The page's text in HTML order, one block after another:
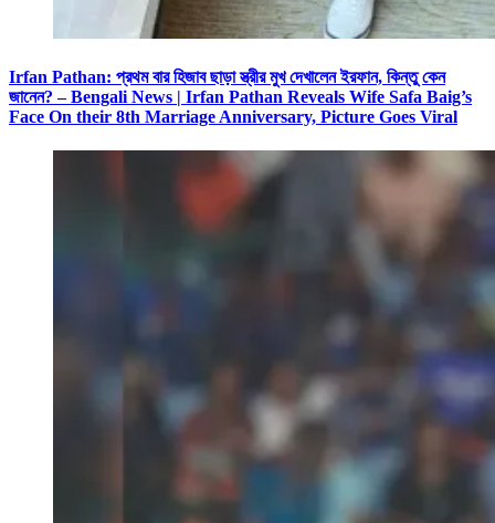
Irfan Pathan: প্রথম বার হিজাব ছাড়া স্ত্রীর মুখ দেখালেন ইরফান, কিন্তু কেন
জানেন? – Bengali News | Irfan Pathan Reveals Wife Safa Baig’s
Face On their 8th Marriage Anniversary, Picture Goes Viral